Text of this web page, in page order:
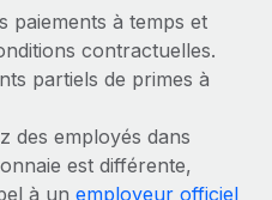
paiements à temps et
contractuelles.
partiels de primes à
des employés dans
est différente,
à un employeur officiel